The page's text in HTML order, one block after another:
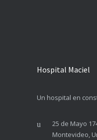
Hospital Maciel
Un hospital en
25 de Mayo
Montevideo,